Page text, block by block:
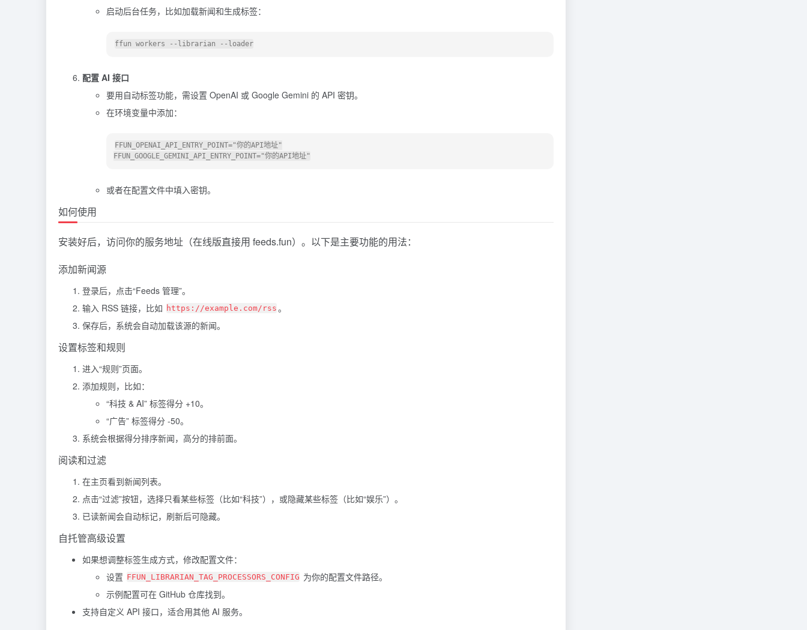
启动后台任务，比如加载新闻和生成标签：
配置 AI 接口
要用自动标签功能，需设置 OpenAI 或 Google Gemini 的 API 密钥。
在环境变量中添加：
FFUN_OPENAI_API_ENTRY_POINT="你的API地址"
或者在配置文件中填入密钥。
如何使用
安装好后，访问你的服务地址（在线版直接用 feeds.fun）。以下是主要功能的用法：
添加新闻源
登录后，点击“Feeds 管理”。
输入 RSS 链接，比如 https://example.com/rss 。
保存后，系统会自动加载该源的新闻。
设置标签和规则
进入“规则”页面。
添加规则，比如：
“科技 & AI” 标签得分 +10。
“广告” 标签得分 -50。
系统会根据得分排序新闻，高分的排前面。
阅读和过滤
在主页看到新闻列表。
点击“过滤”按钮，选择只看某些标签（比如“科技”），或隐藏某些标签（比如“娱乐”）。
已读新闻会自动标记，刷新后可隐藏。
自托管高级设置
如果想调整标签生成方式，修改配置文件：
设置 FFUN_LIBRARIAN_TAG_PROCESSORS_CONFIG 为你的配置文件路径。
示例配置可在 GitHub 仓库找到。
支持自定义 API 接口，适合用其他 AI 服务。